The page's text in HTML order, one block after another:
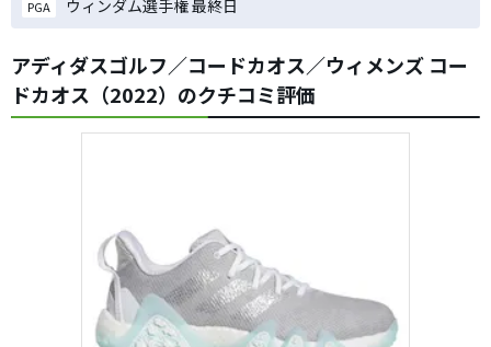
PGA ウィンダム選手権 最終日
アディダスゴルフ／コードカオス／ウィメンズ コー
ドカオス（2022）のクチコミ評価